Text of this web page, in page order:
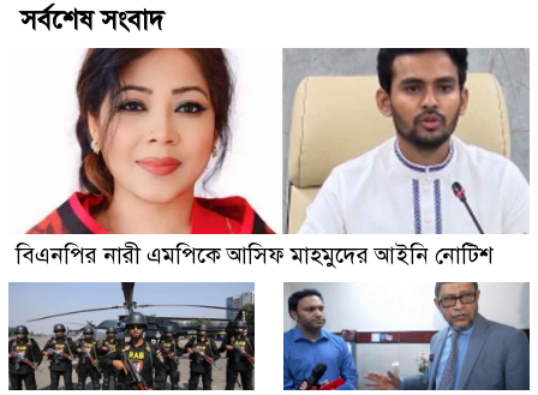
সর্বশেষ সংবাদ
বিএনপির নারী এমপিকে আসিফ মাহমুদের আইনি নোটিশ